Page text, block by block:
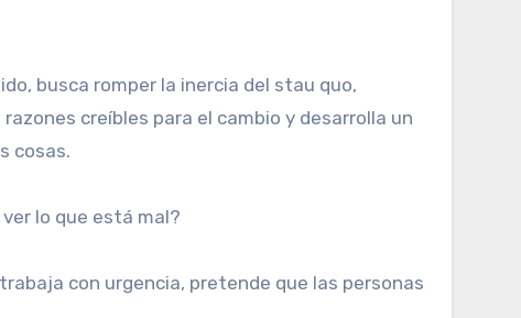
busca romper la inercia del stau quo,
creíbles para el cambio y desarrolla un
cosas.
lo que está mal?
con urgencia, pretende que las personas